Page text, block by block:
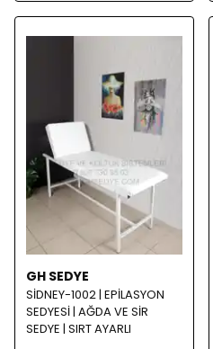
GH SEDYE
SİDNEY-1002 | EPİLASYON
SEDYESİ | AĞDA VE SİR
SEDYE | SIRT AYARLI